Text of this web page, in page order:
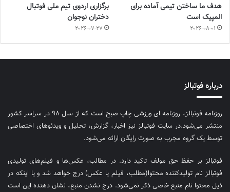
هدف ما ساختن تیمی آماده برای
المپیک است
2026-08-01
برگزاری اردوی تیم ملی فوتبال
دختران نوجوان
2026-07-27
درباره فوتبالز
روزنامه فوتبالز، روزنامه ای ورزشی چاپ صبح است که از سال ۹۸ در سراسر کشور
منتشر می‌شود.در سایت فوتبالز نیز اخبار، گزارش، تحلیل و ویدئوهای اختصاصی
توسط یک گروه مجرب به صورت رایگان ارائه می‌شود.
فوتبالز بر حفظ حق مولف تاکید دارد. در مطالب، عکس‌ها و فیلم‌های تولیدی
فوتبالز نام تولیدکننده محتوا(مطلب، فیلم یا عکس) درج خواهد شد و یا اینکه در
ذیل محتوا نام منبع خاصی ذکر نمی‌‎شود. درج نشدن منبع، نشان دهنده این است